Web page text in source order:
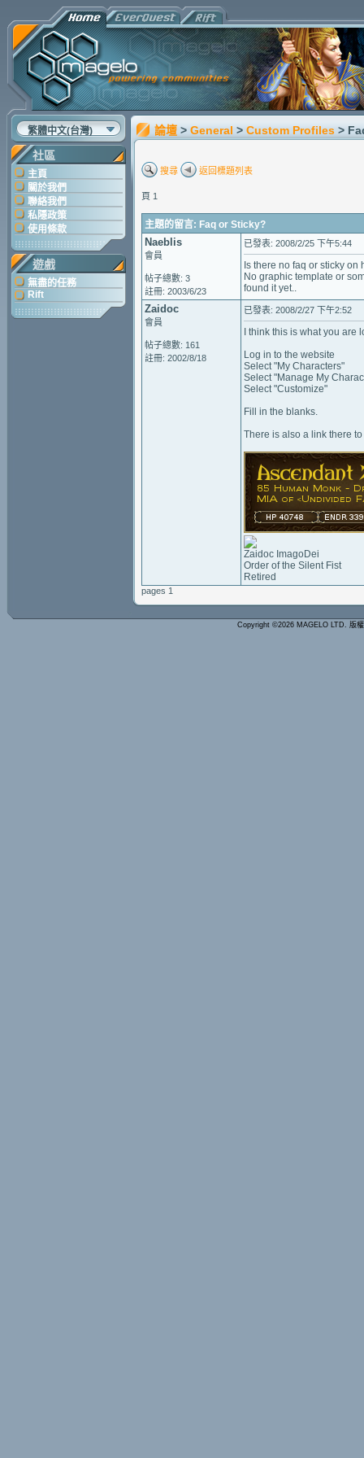
繁體中文(台灣)
社區
主頁
關於我們
聯絡我們
私隱政策
使用條款
遊戲
無盡的任務
Rift
論壇 > General > Custom Profiles >
搜尋 返回標題列表
頁 1
主題的留言: Faq or Sticky?
Naeblis
會員
帖子總數: 3
註冊: 2003/6/23
已發表: 2008/2/25 下午5:44
Is there no faq or sticky
No graphic template or
found it yet..
Zaidoc
會員
帖子總數: 161
註冊: 2002/8/18
已發表: 2008/2/27 下午2:52
I think this is what you are
Log in to the website
Select "My Characters"
Select "Manage My
Select "Customize"
Fill in the blanks.
There is also a link there
Zaidoc ImagoDei
Order of the Silent Fist
Retired
pages 1
Copyright ©2026 MAGELO LTD. 版